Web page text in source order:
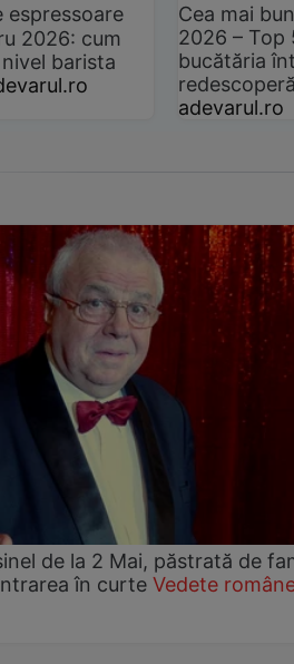
espressoare
2026: cum
barista
Cea mai
2026 –
bucătăria
adevarul.ro
de la 2 Mai, păstrată de
în curte Vedete